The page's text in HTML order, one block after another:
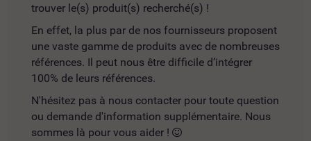
trouver le(s) produit(s) recherché(s) !
En effet, la plus par de nos fournisseurs proposent
une vaste gamme de produits avec de nombreuses
références. Il peut nous être difficile d’intégrer
100% de leurs références.
N'hésitez pas à nous contacter pour toute question
ou demande d'information supplémentaire. Nous
sommes là pour vous aider !